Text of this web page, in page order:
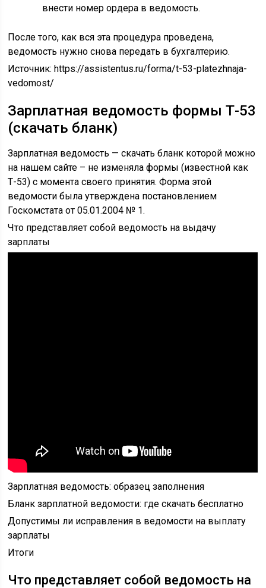
внести номер ордера в ведомость.
После того, как вся эта процедура проведена,
ведомость нужно снова передать в бухгалтерию.
Источник:https://assistentus.ru/forma/t-53-platezhnaja-
vedomost/
Зарплатная ведомость формы Т-53
(скачать бланк)
Зарплатная ведомость — скачать бланк которой можно
на нашем сайте – не изменяла формы (известной как
Т-53) с момента своего принятия. Форма этой
ведомости была утверждена постановлением
Госкомстата от 05.01.2004 № 1.
Что представляет собой ведомость на выдачу
зарплаты
Зарплатная ведомость: образец заполнения
Бланк зарплатной ведомости: где скачать бесплатно
Допустимы ли исправления в ведомости на выплату
зарплаты
Итоги
Что представляет собой ведомость на